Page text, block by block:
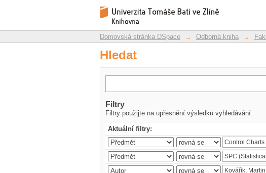
Hledat
Repozitář DSpace/Manakin
Domovská stránka DSpace → Odborná kniha →
Hledat
Filtry
Filtry použijte na upřesnění výsledků vyhledávání.
Aktuální filtry: